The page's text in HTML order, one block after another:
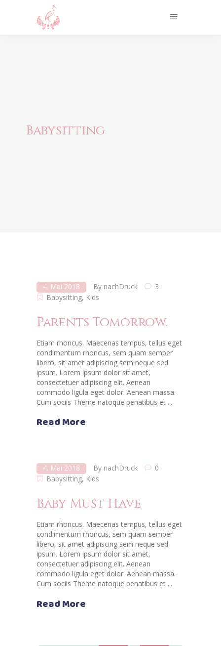
Babysitting
4. Mai 2018 By nachDruck
3
Babysitting, Kids
Parents Tomorrow.
Etiam rhoncus. Maecenas tempus, tellus eget
condimentum rhoncus, sem quam semper
libero, sit amet adipiscing sem neque sed
ipsum. Lorem ipsum dolor sit amet,
consectetuer adipiscing elit. Aenean
commodo ligula eget dolor. Aenean massa.
Cum sociis Theme natoque penatibus et
Read More
4. Mai 2018 By nachDruck
0
Babysitting, Kids
Baby Must Have
Etiam rhoncus. Maecenas tempus, tellus eget
condimentum rhoncus, sem quam semper
libero, sit amet adipiscing sem neque sed
ipsum. Lorem ipsum dolor sit amet,
consectetuer adipiscing elit. Aenean
commodo ligula eget dolor. Aenean massa.
Cum sociis Theme natoque penatibus et
Read More